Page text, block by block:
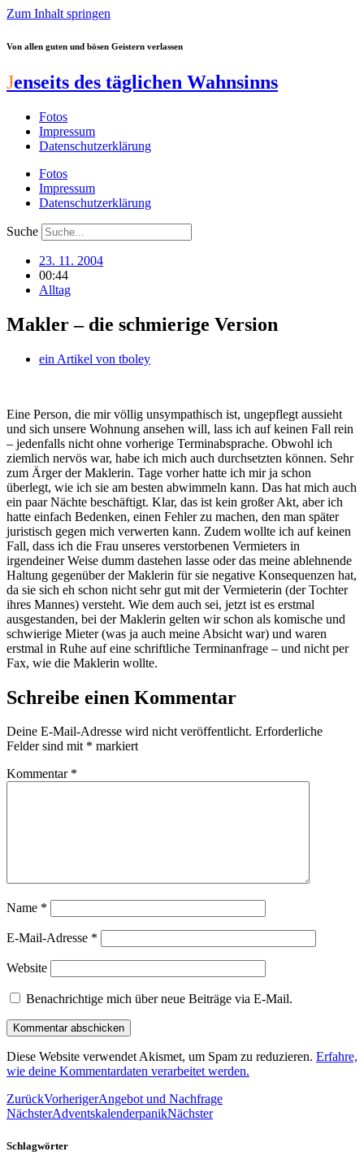
Zum Inhalt springen
Von allen guten und bösen Geistern verlassen
Jenseits des täglichen Wahnsinns
Fotos
Impressum
Datenschutzerklärung
Fotos
Impressum
Datenschutzerklärung
Suche
23. 11. 2004
00:44
Alltag
Makler – die schmierige Version
ein Artikel von tboley
Eine Person, die mir völlig unsympathisch ist, ungepflegt aussieht
und sich unsere Wohnung ansehen will, lass ich auf keinen Fall rein
– jedenfalls nicht ohne vorherige Terminabsprache. Obwohl ich
ziemlich nervös war, habe ich mich auch durchsetzten können. Sehr
zum Ärger der Maklerin. Tage vorher hatte ich mir ja schon
überlegt, wie ich sie am besten abwimmeln kann. Das hat mich auch
ein paar Nächte beschäftigt. Klar, das ist kein großer Akt, aber ich
hatte einfach Bedenken, einen Fehler zu machen, den man später
juristisch gegen mich verwerten kann. Zudem wollte ich auf keinen
Fall, dass ich die Frau unseres verstorbenen Vermieters in
irgendeiner Weise dumm dastehen lasse oder das meine ablehnende
Haltung gegenüber der Maklerin für sie negative Konsequenzen hat,
da sie sich eh schon nicht sehr gut mit der Vermieterin (der Tochter
ihres Mannes) versteht. Wie dem auch sei, jetzt ist es erstmal
ausgestanden, bei der Maklerin gelten wir schon als komische und
schwierige Mieter (was ja auch meine Absicht war) und waren
erstmal in Ruhe auf eine schriftliche Terminanfrage – und nicht per
Fax, wie die Maklerin wollte.
Schreibe einen Kommentar
Deine E-Mail-Adresse wird nicht veröffentlicht. Erforderliche
Felder sind mit * markiert
Kommentar *
Name *
E-Mail-Adresse *
Website
Benachrichtige mich über neue Beiträge via E-Mail.
Diese Website verwendet Akismet, um Spam zu reduzieren. Erfahre,
wie deine Kommentardaten verarbeitet werden.
ZurückVorherigerAngebot und Nachfrage
NächsterAdventskalenderpanikNächster
Schlagwörter